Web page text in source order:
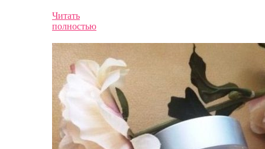
Читать
полностью